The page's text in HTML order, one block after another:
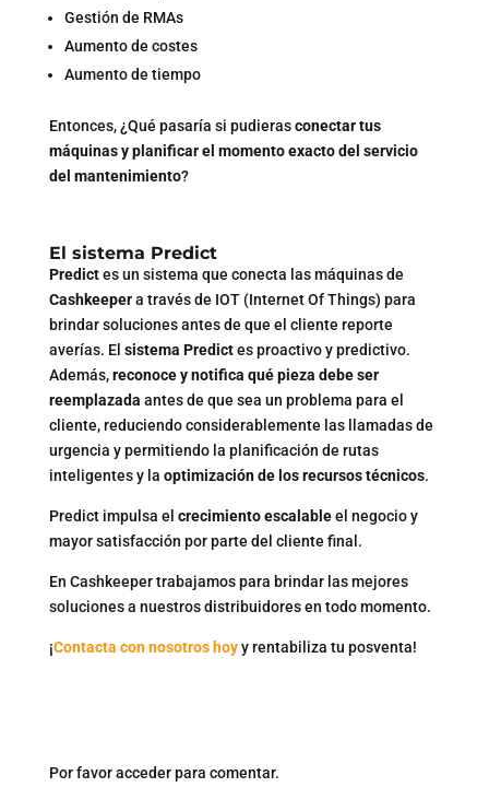
Gestión de RMAs
Aumento de costes
Aumento de tiempo
Entonces, ¿Qué pasaría si pudierasconectar tus
máquinas y planificar el momento exacto del servicio
del mantenimiento?
El sistema Predict
Predictes un sistema que conecta las máquinas de
Cashkeepera través de IOT (Internet Of Things) para
brindar soluciones antes de que el cliente reporte
averías. El sistema Predictes proactivo y predictivo.
Además,reconoce y notifica qué pieza debe ser
reemplazada antes de que sea un problema para el
cliente, reduciendo considerablemente las llamadas de
urgencia y permitiendo la planificación de rutas
inteligentes y la optimización de los recursos técnicos.
Predict impulsa el crecimiento escalableel negocio y
mayor satisfacción por parte del cliente final.
En Cashkeeper trabajamos para brindar las mejores
soluciones a nuestros distribuidores en todo momento.
¡Contacta con nosotros hoyy rentabiliza tu posventa!
Por favor acceder para comentar.